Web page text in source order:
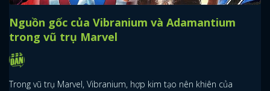
Nguồn gốc của Vibranium và Adamantium
trong vũ trụ Marvel
Trong vũ trụ Marvel, Vibranium, hợp kim tạo nên khiên của